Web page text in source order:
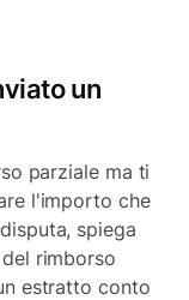
un
parziale ma ti
l'importo che
spiega
rimborso
estratto conto